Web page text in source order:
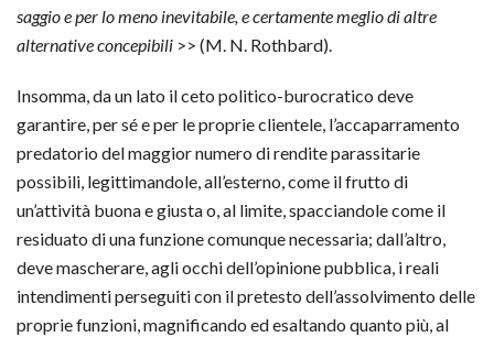
saggio e per lo meno inevitabile, e certamente meglio di altre
alternative concepibili >> (M. N. Rothbard).
Insomma, da un lato il ceto politico-burocratico deve
garantire, per sé e per le proprie clientele, l’accaparramento
predatorio del maggior numero di rendite parassitarie
possibili, legittimandole, all’esterno, come il frutto di
un’attività buona e giusta o, al limite, spacciandole come il
residuato di una funzione comunque necessaria; dall’altro,
deve mascherare, agli occhi dell’opinione pubblica, i reali
intendimenti perseguiti con il pretesto dell’assolvimento delle
proprie funzioni, magnificando ed esaltando quanto più, al